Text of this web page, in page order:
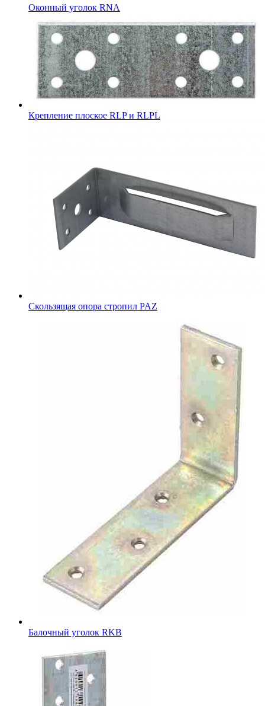
Оконный уголок RNA
Крепление плоское RLP и RLPL
Скользящая опора стропил PAZ
Балочный уголок RKB